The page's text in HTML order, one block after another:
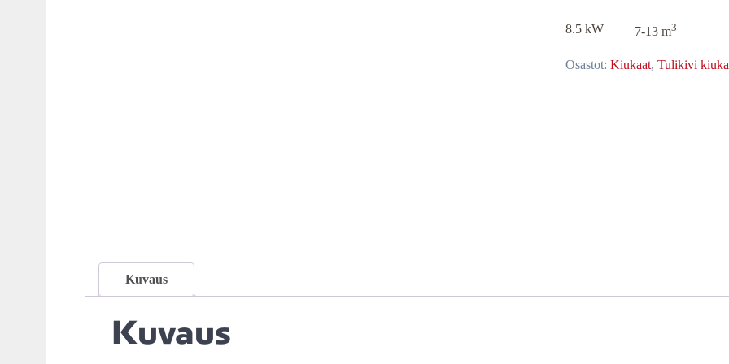
8.5 kW 7-13 m3
Osastot: Kiukaat, Tulikivi
Kuvaus
Kuvaus